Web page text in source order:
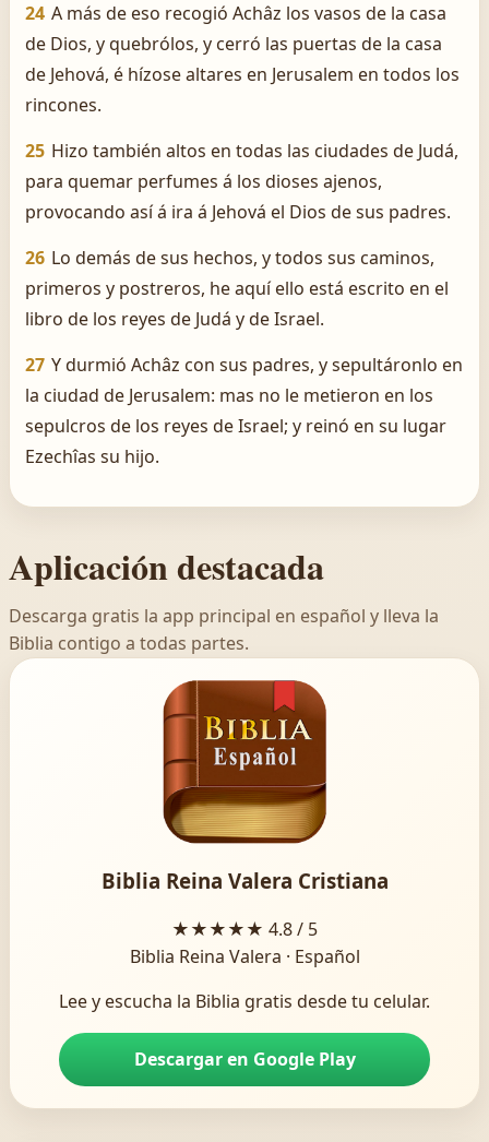
24 A más de eso recogió Achâz los vasos de la casa
de Dios, y quebrólos, y cerró las puertas de la casa
de Jehová, é hízose altares en Jerusalem en todos los
rincones.
25 Hizo también altos en todas las ciudades de Judá,
para quemar perfumes á los dioses ajenos,
provocando así á ira á Jehová el Dios de sus padres.
26 Lo demás de sus hechos, y todos sus caminos,
primeros y postreros, he aquí ello está escrito en el
libro de los reyes de Judá y de Israel.
27 Y durmió Achâz con sus padres, y sepultáronlo en
la ciudad de Jerusalem: mas no le metieron en los
sepulcros de los reyes de Israel; y reinó en su lugar
Ezechîas su hijo.
Aplicación destacada
Descarga gratis la app principal en español y lleva la
Biblia contigo a todas partes.
Biblia Reina Valera Cristiana
★★★★★ 4.8 / 5
Biblia Reina Valera · Español
Lee y escucha la Biblia gratis desde tu celular.
Descargar en Google Play